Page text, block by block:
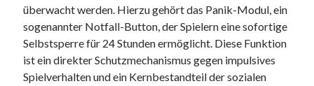
überwacht werden. Hierzu gehört das Panik-Modul, ein
sogenannter Notfall-Button, der Spielern eine sofortige
Selbstsperre für 24 Stunden ermöglicht. Diese Funktion
ist ein direkter Schutzmechanismus gegen impulsives
Spielverhalten und ein Kernbestandteil der sozialen